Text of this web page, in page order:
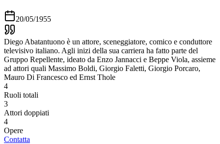
20/05/1955
Diego Abatantuono è un attore, sceneggiatore, comico e conduttore
televisivo italiano. Agli inizi della sua carriera ha fatto parte del
Gruppo Repellente, ideato da Enzo Jannacci e Beppe Viola, assieme
ad attori quali Massimo Boldi, Giorgio Faletti, Giorgio Porcaro,
Mauro Di Francesco ed Ernst Thole
4
Ruoli totali
3
Attori doppiati
4
Opere
Contatta